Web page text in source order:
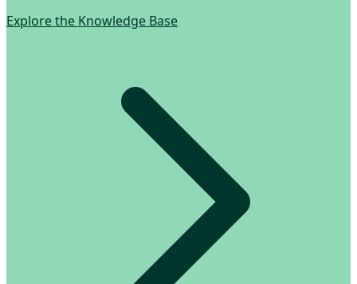
Explore the Knowledge Base